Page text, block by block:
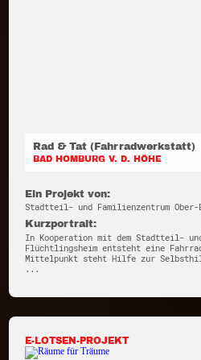
Rad & Tat (Fahrradwerkstatt)
BAD HOMBURG V. D. HÖHE
Ein Projekt von:
Stadtteil- und Familienzentrum Ober-
Kurzportrait:
In Kooperation mit dem Stadtteil-
Flüchtlingsheim entsteht eine
Mittelpunkt steht Hilfe zur
...
E-LOTSEN-PROJEKT